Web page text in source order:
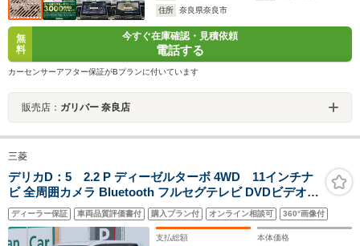
住所
奈良県奈良市
無
料
今すぐ在庫確認・見積依頼
電話する
カーセンサーアフター保証がBプランに付いています
販売店： ガリバー 奈良店
三菱
デリカD：5 2.2 P ディーゼルターボ 4WD 11インチナ
ビ 全周囲カメラ Bluetooth フルセグテレビ DVDビデオ
リアビュールームミラー スマートキー プッシュスタート
ブラインドスポットモニター オートマチックハイビーム
電動テールゲート LEDヘッドライト
ディーラー保証 車両品質評価書付 購入プラン付 オンライン相談可 360°画像付
支払総額 本体価格